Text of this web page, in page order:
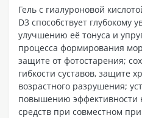
Гель с гиалуроновой
D3 способствует глубокому
улучшению её тонуса и
процесса формирования
защите от фотостарения;
гибкости суставов, защите
возрастного разрушения;
повышению эффективности
средств при совместном